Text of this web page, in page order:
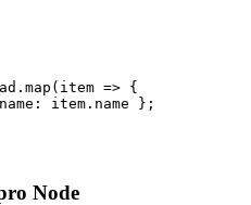
=> {
item.name };
Node